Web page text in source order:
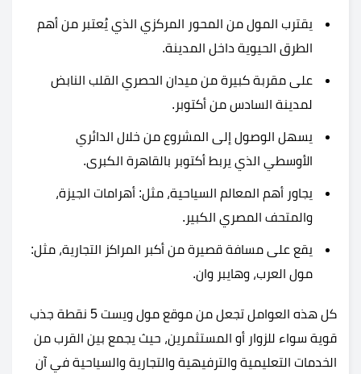
يقترب المول من المحور المركزي الذي يُعتبر من أهم
الطرق الحيوية داخل المدينة.
على مقربة كبيرة من ميدان الحصري القلب النابض
لمدينة السادس من أكتوبر.
يسهل الوصول إلى المشروع من خلال الدائري
الأوسطي الذي يربط أكتوبر بالقاهرة الكبرى.
يجاور أهم المعالم السياحية، مثل: أهرامات الجيزة،
والمتحف المصري الكبير.
يقع على مسافة قصيرة من أكبر المراكز التجارية، مثل:
مول العرب، وهايبر وان.
كل هذه العوامل تجعل من موقع مول ويست 5 نقطة جذب
قوية سواء للزوار أو المستثمرين، حيث يجمع بين القرب من
الخدمات التعليمية والترفيهية والتجارية والسياحية في آن